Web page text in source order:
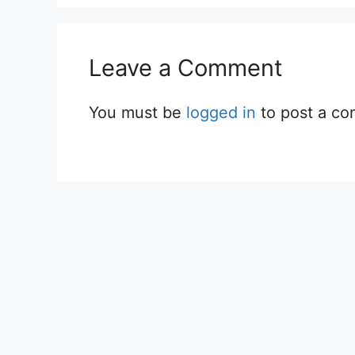
Leave a Comment
You must be logged in to post a